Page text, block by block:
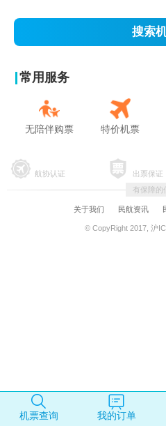
搜索
常用服务
无陪伴购票 特价机票
航协认证 出票保证
有保障的
关于我们 民航资讯
© CopyRight 2017, 沪
机票查询 我的订单